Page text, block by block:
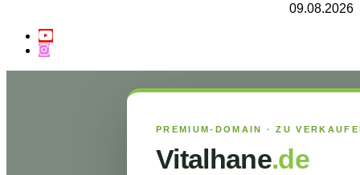
09.08.2026
PREMIUM-DOMAIN · ZU
Vitalhane.de